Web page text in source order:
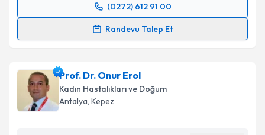
Kişisel verilerimin işlenmesine ilişkin
Metni'ni okudum ve kişisel verilerimin belirtilen
kapsamda işlenmesini kabul ediyorum.
(0272) 612 91 00
Randevu Talep Et
Randevu Takvimi Talebi
takvim hazırlandığında e-posta ile bilgilendireceğiz.
E-posta Adresiniz
Prof. Dr. Onur Erol
Kadın Hastalıkları ve Doğum
Antalya, Kepez